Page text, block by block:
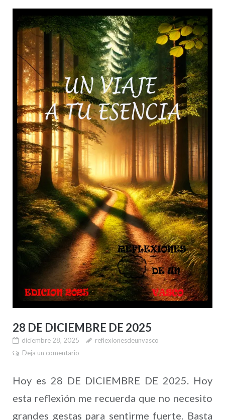
28 DE DICIEMBRE DE 2025
diciembre 28, 2025
reflexionesdeunvasco
Deja un comentario
Hoy es 28 DE DICIEMBRE DE 2025. Hoy
esta reflexión me recuerda que no necesito
grandes gestas para sentirme fuerte. Basta